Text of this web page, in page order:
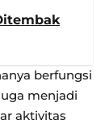
berfungsi
menjadi
aktivitas